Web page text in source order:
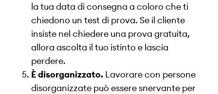
la tua data di consegna a coloro che ti
chiedono un test di prova. Se il cliente
insiste nel chiedere una prova gratuita,
allora ascolta il tuo istinto e lascia
perdere.
È disorganizzato. Lavorare con persone
disorganizzate può essere snervante per